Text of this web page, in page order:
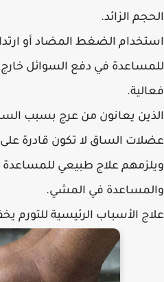
الحجم الزائد.
استخدام الضغط المضاد أو
للمساعدة في دفع السوائل خارج
فعالية.
الذين يعانون من عرج بسبب
عضلات الساق لا تكون قادرة
ويلزمهم علاج طبيعي
والمساعدة في المشي.
علاج الأسباب الرئيسية للتورم